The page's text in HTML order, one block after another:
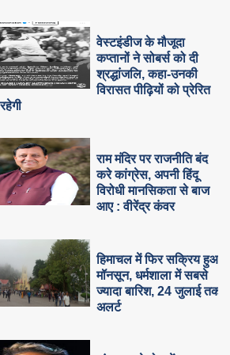
वेस्टइंडीज के मौजूदा
कप्तानों ने सोबर्स को दी
श्रद्धांजलि, कहा-उनकी
विरासत पीढ़ियों को प्रेरित
राम मंदिर पर राजनीति बंद
करे कांग्रेस, अपनी हिंदू
विरोधी मानसिकता से बाज
आए : वीरेंद्र कंवर
हिमाचल में फिर सक्रिय हुआ
मॉनसून, धर्मशाला में सबसे
ज्यादा बारिश, 24 जुलाई तक
अलर्ट